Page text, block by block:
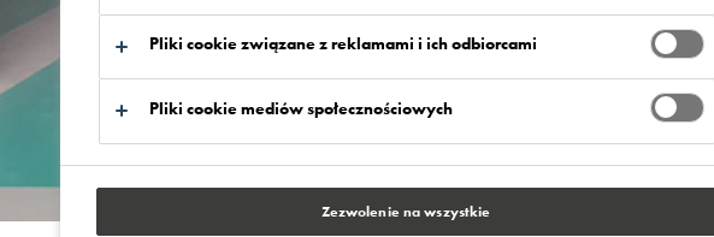
Pliki cookie związane z reklamami i ich odbiorcami
Pliki cookie mediów społecznościowych
Zezwolenie na wszystkie